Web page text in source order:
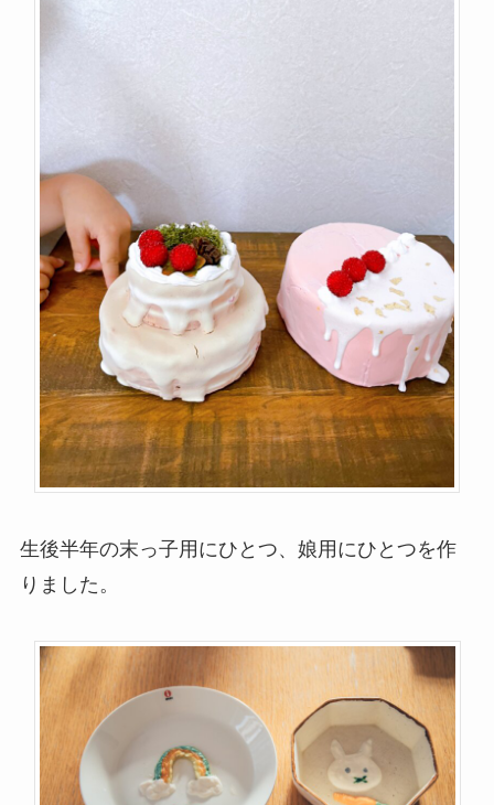
生後半年の末っ子用にひとつ、娘用にひとつを作
りました。